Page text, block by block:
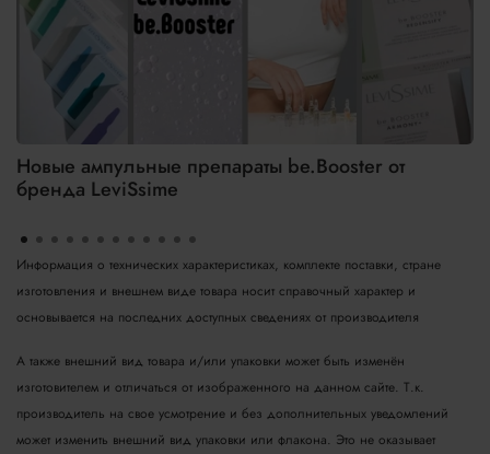
Новые ампульные препараты be.Booster от
бренда LeviSsime
Информация о технических характеристиках, комплекте поставки, стране
изготовления и внешнем виде товара носит справочный характер и
основывается на последних доступных сведениях от производителя
А также внешний вид товара и/или упаковки может быть изменён
изготовителем и отличаться от изображенного на данном сайте. Т.к.
производитель на свое усмотрение и без дополнительных уведомлений
может изменить внешний вид упаковки или флакона. Это не оказывает